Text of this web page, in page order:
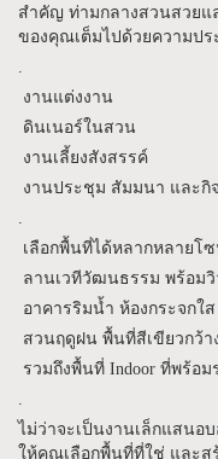
สำคัญ ท่ามกลางสวนสวยแ
ของคุณเต็มไปด้วยความปร
.
งานแต่งงาน
ดินเนอร์ในสวน
งานเลี้ยงสังสรรค์
งานประชุม สัมมนา และกิ
.
เลือกพื้นที่ได้หลากหลายโ
ลานเวทีวัฒนธรรม พร้อม
อาคารริมน้ำ ห้องกระจกใ
สวนฤดูฝน พื้นที่สีเขียวกว้
รวมถึงพื้นที่ Indoor ที่พร้อ
.
ไม่ว่าจะเป็นงานเล็กแสนอ
ให้คุณเลือกพื้นที่ที่ใช่ และส